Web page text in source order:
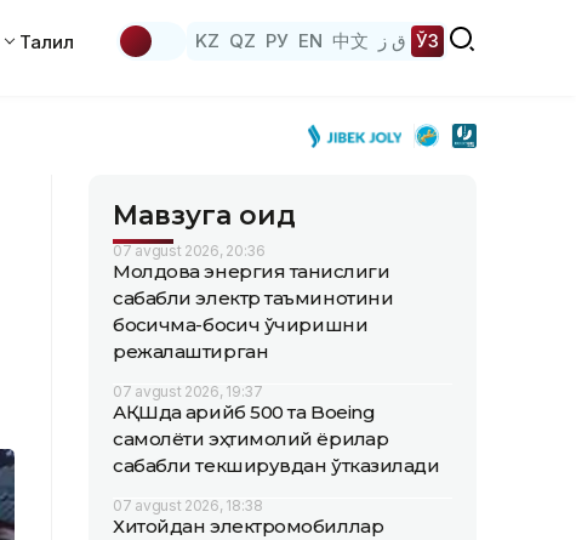
Таҳлил KZ QZ РУ EN 中文 ق ز ЎЗ
Мавзуга оид
07 avgust 2026, 20:36
Молдова энергия танқислиги
сабабли электр таъминотини
босқичма-босқич ўчиришни
режалаштирган
07 avgust 2026, 19:37
АҚШда қарийб 500 та Boeing
самолёти эҳтимолий ёриқлар
сабабли текширувдан ўтказилади
07 avgust 2026, 18:38
Хитойдан электромобиллар